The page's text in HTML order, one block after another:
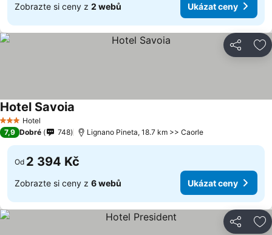
Zobrazte si ceny z 2 webů Ukázat ceny
Sdílet
3 Počet hvězdiček
Hotel
Hotel Savoia
7,9 Dobré 748 Lignano Pineta, 18.7 km >> Caorle
Od 2 394 Kč
Zobrazte si ceny z 6 webů Ukázat ceny
Sdílet